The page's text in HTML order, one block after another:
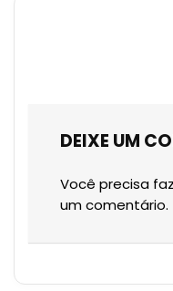
DEIXE UM
Você precisa
um comentário.